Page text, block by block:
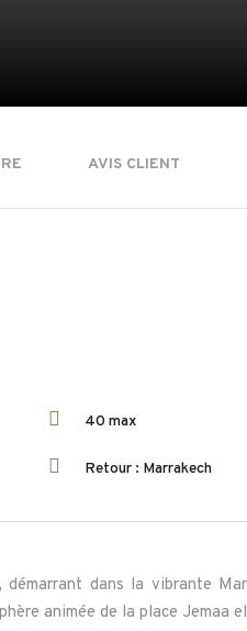
AVIS CLIENT
40 max
Retour : Marrakech
dans la vibrante
animée de la place